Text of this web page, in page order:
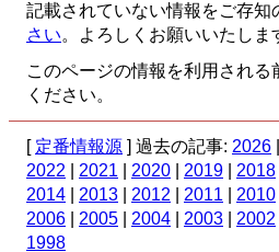
記載されていない情報をご存知
さい。よろしくお願いいたしま
このページの情報を利用される
ください。
[ 定番情報源 ] 過去の記事: 2026
2022
2021 2020 2019 2018
2014
2013 2012 2011 2010
2006
2005 2004 2003 2002
1998